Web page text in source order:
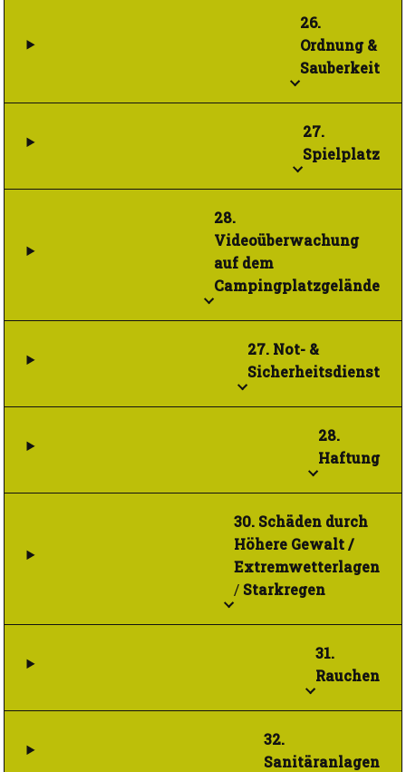
26.
Ordnung &
Sauberkeit
27.
Spielplatz
28.
Videoüberwachung
auf dem
Campingplatzgelände
27. Not- &
Sicherheitsdienst
28.
Haftung
30. Schäden durch
Höhere Gewalt /
Extremwetterlagen
/ Starkregen
31.
Rauchen
32.
Sanitäranlagen